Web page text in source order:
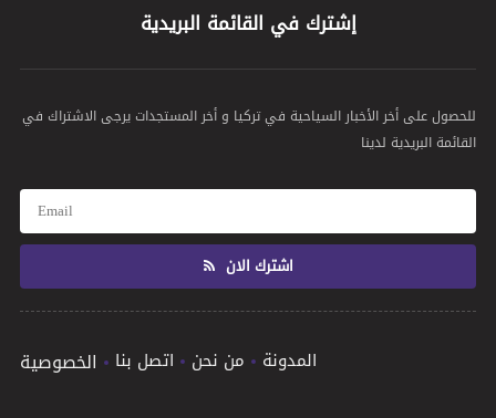
إشترك في القائمة البريدية
للحصول على أخر الأخبار السياحية في تركيا و أخر المستجدات يرجى الاشتراك في
القائمة البريدية لدينا
اشترك الان
الخصوصية اتصل بنا من نحن المدونة